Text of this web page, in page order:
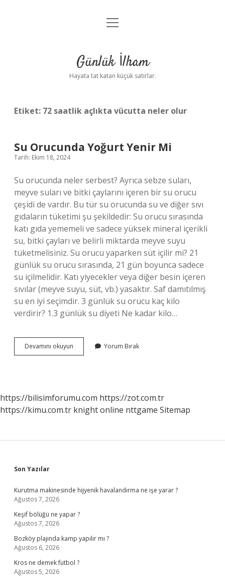
Anasayfa
Yasal Uyarı
menüyü
Günlük İlham
Hayata tat katan küçük satırlar.
Etiket: 72 saatlik açlıkta vücutta neler olur
Su Orucunda Yoğurt Yenir Mi
Tarih: Ekim 18, 2024
Su orucunda neler serbest? Ayrıca sebze suları,
meyve suları ve bitki çaylarını içeren bir su orucu
çeşidi de vardır. Bu tür su orucunda su ve diğer sıvı
gıdaların tüketimi şu şekildedir: Su orucu sırasında
katı gıda yememeli ve sadece yüksek mineral içerikli
su, bitki çayları ve belirli miktarda meyve suyu
tüketmelisiniz. Su orucu yaparken süt içilir mi? 21
günlük su orucu sırasında, 21 gün boyunca sadece
su içilmelidir. Katı yiyecekler veya diğer besin içeren
sıvılar (meyve suyu, süt, vb.) yasaktır. Saf damıtılmış
su en iyi seçimdir. 3 günlük su orucu kaç kilo
verdirir? 1.3 günlük su diyeti Ne kadar kilo…
Devamını okuyun
Orucunda
Yorum Bırak
https://bilisimforumu.com https://zot.com.tr
https://kimu.com.tr knight online nttgame Sitemap
Sidebar
Son Yazılar
Kurutma makinesinde hijyenik havalandırma ne işe yarar ?
Ağustos 7, 2026
Keşif bölüğü ne yapar ?
Ağustos 7, 2026
Bozköy plajında kamp yapılır mı ?
Ağustos 6, 2026
Kros ne demek futbol ?
Ağustos 5, 2026